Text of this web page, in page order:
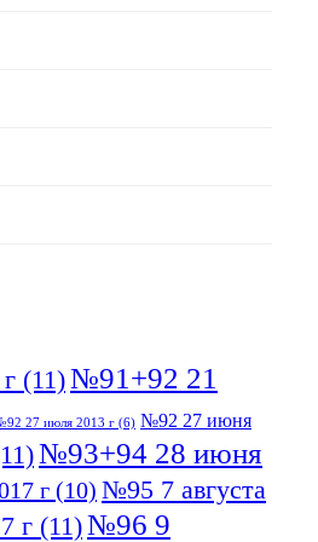
(11)№91+92 21
27 июля 2013 г (6) №92 27 июня
№93+94 28 июня
г (10) №95 7 августа
г (11)№96 9